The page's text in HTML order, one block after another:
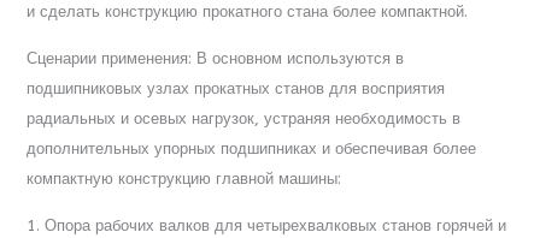
и сделать конструкцию прокатного стана более компактной.
Сценарии применения: В основном используются в
подшипниковых узлах прокатных станов для восприятия
радиальных и осевых нагрузок, устраняя необходимость в
дополнительных упорных подшипниках и обеспечивая более
компактную конструкцию главной машины:
1. Опора рабочих валков для четырехвалковых станов горячей и